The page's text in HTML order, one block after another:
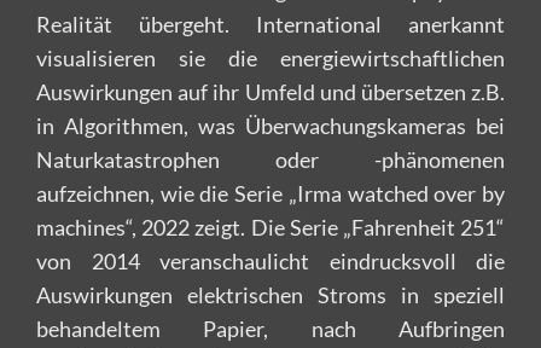
Realität übergeht. International anerkannt
visualisieren sie die energiewirtschaftlichen
Auswirkungen auf ihr Umfeld und übersetzen z.B.
in Algorithmen, was Überwachungskameras bei
Naturkatastrophen oder -phänomenen
aufzeichnen, wie die Serie „Irma watched over by
machines“, 2022 zeigt. Die Serie „Fahrenheit 251“
von 2014 veranschaulicht eindrucksvoll die
Auswirkungen elektrischen Stroms in speziell
behandeltem Papier, nach Aufbringen